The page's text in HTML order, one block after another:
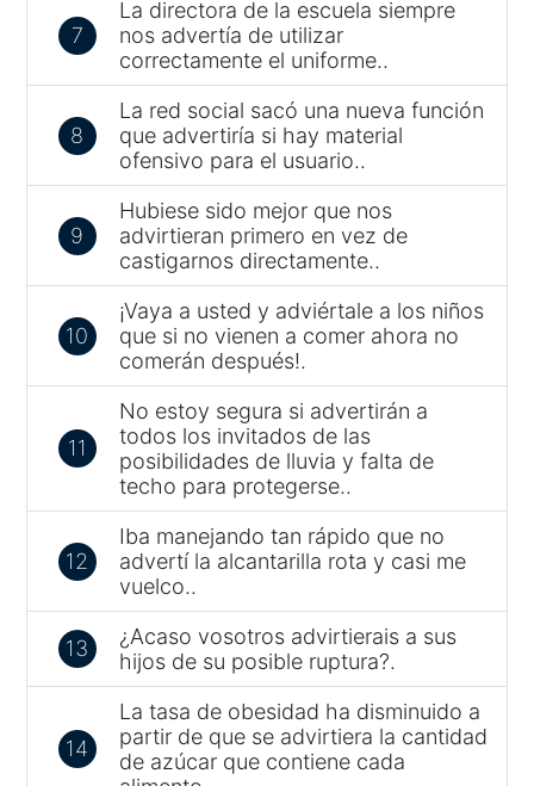
7
La directora de la escuela siempre
nos advertía de utilizar
correctamente el uniforme..
8
La red social sacó una nueva función
que advertiría si hay material
ofensivo para el usuario..
9
Hubiese sido mejor que nos
advirtieran primero en vez de
castigarnos directamente..
10
¡Vaya a usted y adviértale a los niños
que si no vienen a comer ahora no
comerán después!.
11
No estoy segura si advertirán a
todos los invitados de las
posibilidades de lluvia y falta de
techo para protegerse..
12
Iba manejando tan rápido que no
advertí la alcantarilla rota y casi me
vuelco..
13
¿Acaso vosotros advirtierais a sus
hijos de su posible ruptura?.
14
La tasa de obesidad ha disminuido a
partir de que se advirtiera la cantidad
de azúcar que contiene cada